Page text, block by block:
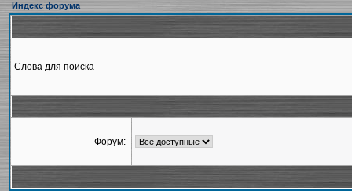
Индекс форума
Слова для поиска
Форум: